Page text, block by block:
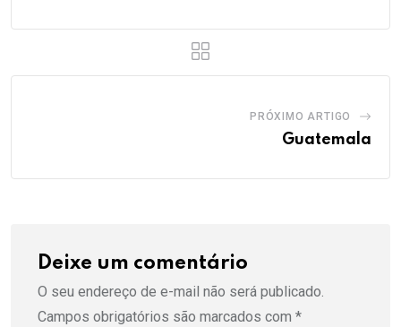
PRÓXIMO ARTIGO
Guatemala
Deixe um comentário
O seu endereço de e-mail não será publicado.
Campos obrigatórios são marcados com *